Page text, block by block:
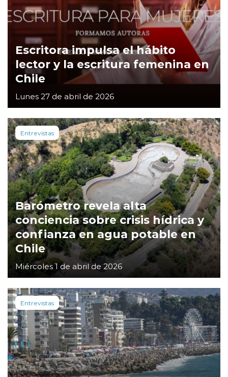
Escritora impulsa el hábito
lector y la escritura femenina en
Chile
Lunes 27 de abril de 2026
Entrevistas
Barómetro revela alta
conciencia sobre crisis hídrica y
confianza en agua potable en
Chile
Miércoles 1 de abril de 2026
Entrevistas